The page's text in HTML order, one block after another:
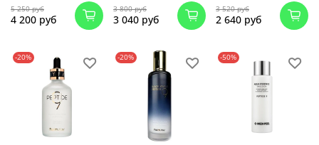
5 250 руб
4 200 руб
3 800 руб
3 040 руб
3 520 руб
2 640 руб
-20% -20% -50%